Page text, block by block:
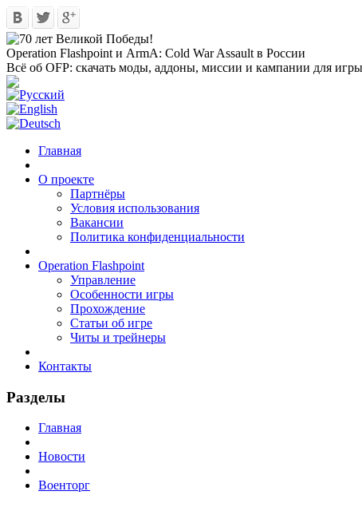
Operation Flashpoint и ArmA: Cold War Assault в России
Всё об OFP: скачать моды, аддоны, миссии и кампании для игры
Главная
О проекте
Партнёры
Условия использования
Вакансии
Политика конфиденциальности
Operation Flashpoint
Управление
Особенности игры
Прохождение
Статьи об игре
Читы и трейнеры
Контакты
Разделы
Главная
Новости
Военторг